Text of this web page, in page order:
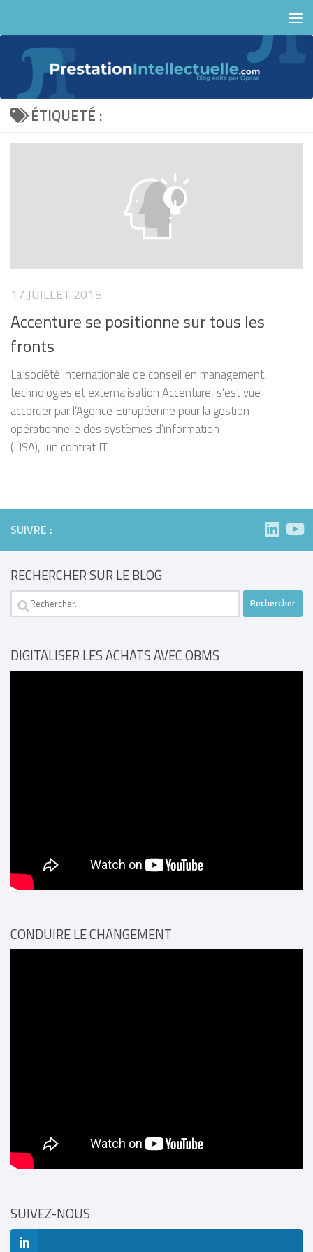
ÉTIQUETÉ :
17 JUILLET 2015
Accenture se positionne sur tous les
fronts
La société internationale de conseil en management,
technologies et externalisation Accenture, s’est vue
accorder par l’Agence Européenne pour la gestion
opérationnelle des systèmes d’information
(LISA), un contrat IT...
SUIVRE :
RECHERCHER SUR LE BLOG
Rechercher :
DIGITALISER LES ACHATS AVEC OBMS
CONDUIRE LE CHANGEMENT
SUIVEZ-NOUS